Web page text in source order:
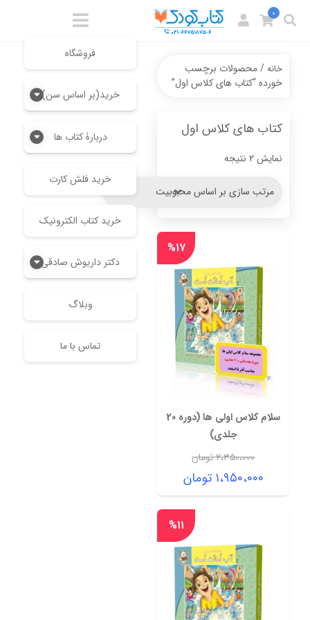
فروشگاه
خرید(بر اساس سن)
دربارۀ کتاب ها
خرید فلش کارت
خرید کتاب الکترونیک
دکتر داریوش صادقی
وبلاگ
تماس با ما
0
خانه/ محصولات برچسب
خورده “کتاب های کلاس اول”
کتاب های کلاس اول
نمایش 2 نتیجه
Sorted
popularity
سلام کلاس اولی ها (دوره 20
جلدی)
۲،۳۵۰،۰۰۰تومان
قیمت
اصلی:
۲،۳۵۰،۰۰۰ تومان
۱،۹۵۰،۰۰۰ تومان
قیمت
۱،۹۵۰،۰۰۰ تومان.
%۱۷
%۱۱